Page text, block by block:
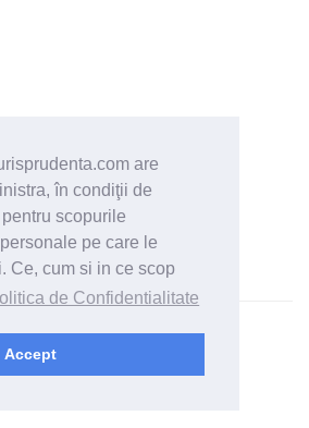
are
în condiţii de
scopurile
pe care le
Ce, cum si in ce scop
de Confidentialitate
Accept
-Cautare-Termeni si conditii